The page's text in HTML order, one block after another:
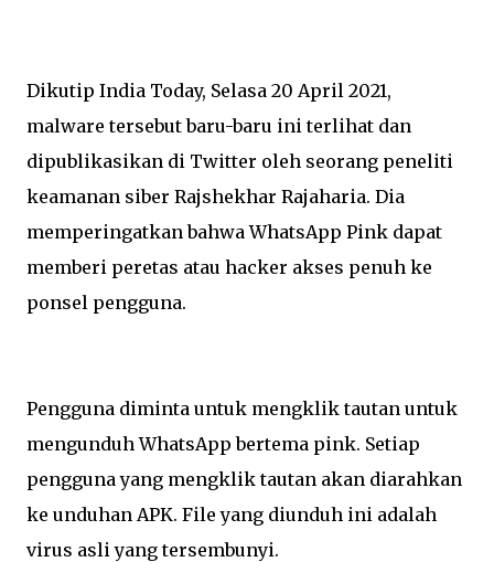
Dikutip India Today, Selasa 20 April 2021,
malware tersebut baru-baru ini terlihat dan
dipublikasikan di Twitter oleh seorang peneliti
keamanan siber Rajshekhar Rajaharia. Dia
memperingatkan bahwa WhatsApp Pink dapat
memberi peretas atau hacker akses penuh ke
ponsel pengguna.
Pengguna diminta untuk mengklik tautan untuk
mengunduh WhatsApp bertema pink. Setiap
pengguna yang mengklik tautan akan diarahkan
ke unduhan APK. File yang diunduh ini adalah
virus asli yang tersembunyi.